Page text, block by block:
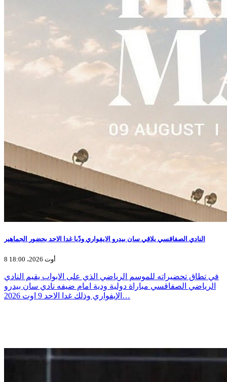
النادي الصفاقسي يلاقي سان بيدرو الايفواري ودّيا غدا الاحد بحضور الجماهير
8 أوت 2026، 18:00
في تطاق تحضيراته للموسم الرياضي الذي على الابواب يقيم النادي
الرياضي الصفاقسي مباراة دولية ودية امام ضيفه نادي سان بيدرو
الإيفواري وذلك غدا الاحد 9 اوت 2026…